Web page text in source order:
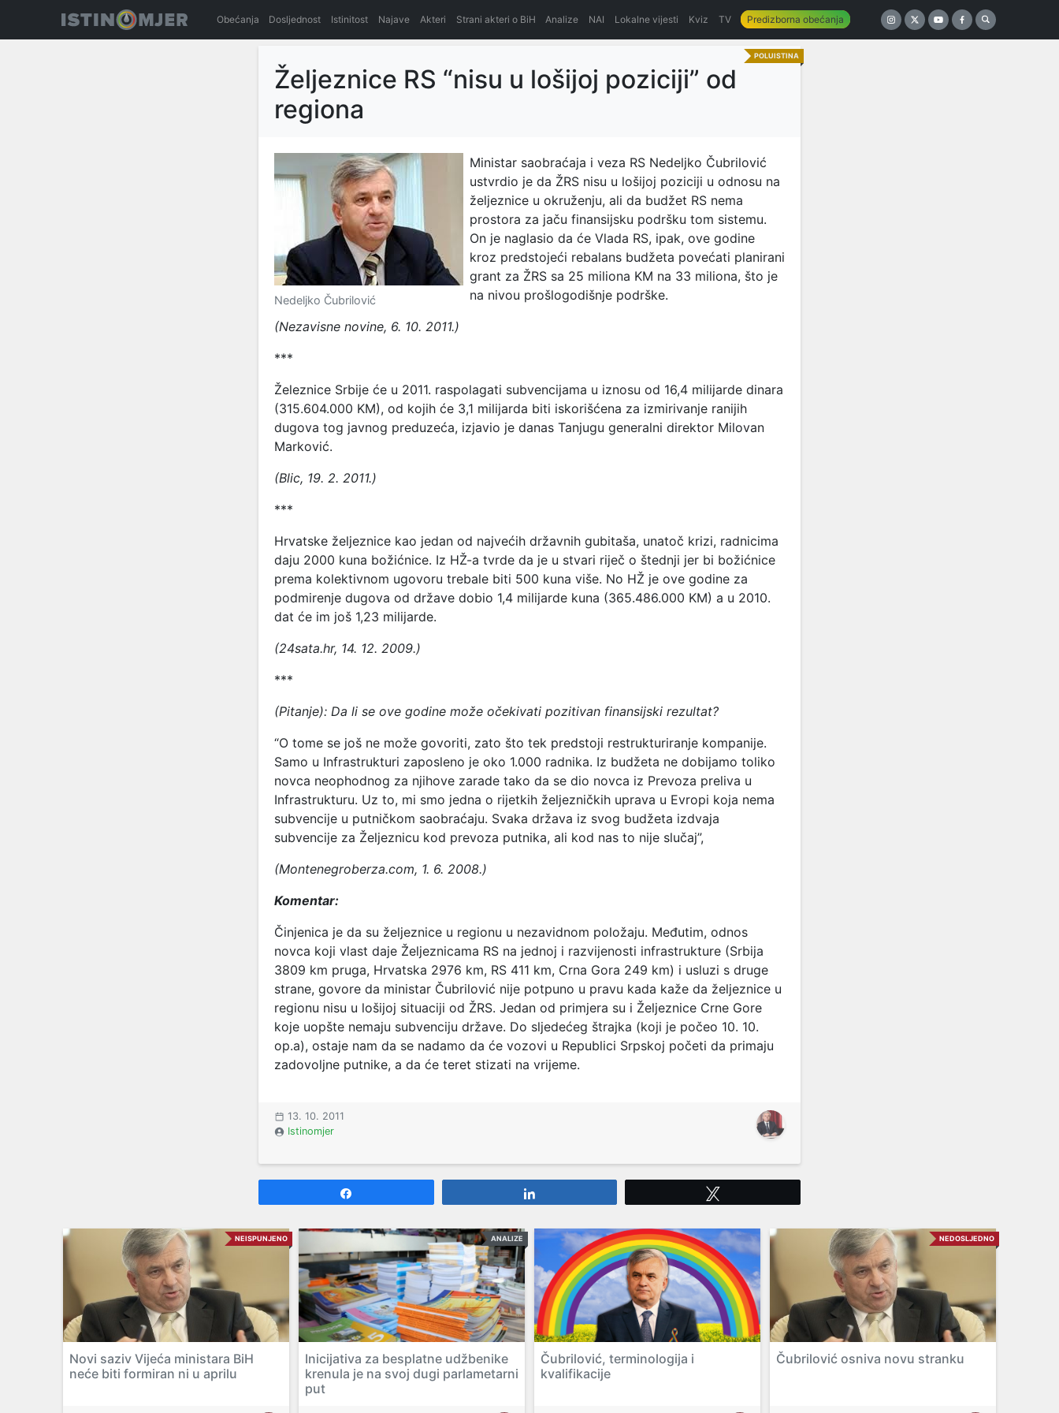
Obećanja Dosljednost Istinitost Najave Akteri Strani akteri o BiH Analize NAI Lokalne vijesti Kviz TV Predizborna obećanja
POLUISTINA
Željeznice RS “nisu u lošijoj poziciji” od
regiona
Nedeljko Čubrilović
Ministar saobraćaja i veza RS Nedeljko Čubrilović
ustvrdio je da ŽRS nisu u lošijoj poziciji u odnosu na
željeznice u okruženju, ali da budžet RS nema
prostora za jaču finansijsku podršku tom sistemu.
On je naglasio da će Vlada RS, ipak, ove godine
kroz predstojeći rebalans budžeta povećati planirani
grant za ŽRS sa 25 miliona KM na 33 miliona, što je
na nivou prošlogodišnje podrške.
(Nezavisne novine, 6. 10. 2011.)
***
Železnice Srbije će u 2011. raspolagati subvencijama u iznosu od 16,4 milijarde dinara
(315.604.000 KM), od kojih će 3,1 milijarda biti iskorišćena za izmirivanje ranijih
dugova tog javnog preduzeća, izjavio je danas Tanjugu generalni direktor Milovan
Marković.
(Blic, 19. 2. 2011.)
***
Hrvatske željeznice kao jedan od najvećih državnih gubitaša, unatoč krizi, radnicima
daju 2000 kuna božićnice. Iz HŽ-a tvrde da je u stvari riječ o štednji jer bi božićnice
prema kolektivnom ugovoru trebale biti 500 kuna više. No HŽ je ove godine za
podmirenje dugova od države dobio 1,4 milijarde kuna (365.486.000 KM) a u 2010.
dat će im još 1,23 milijarde.
(24sata.hr, 14. 12. 2009.)
***
(Pitanje): Da li se ove godine može očekivati pozitivan finansijski rezultat?
“O tome se još ne može govoriti, zato što tek predstoji restrukturiranje kompanije.
Samo u Infrastrukturi zaposleno je oko 1.000 radnika. Iz budžeta ne dobijamo toliko
novca neophodnog za njihove zarade tako da se dio novca iz Prevoza preliva u
Infrastrukturu. Uz to, mi smo jedna o rijetkih željezničkih uprava u Evropi koja nema
subvencije u putničkom saobraćaju. Svaka država iz svog budžeta izdvaja
subvencije za Željeznicu kod prevoza putnika, ali kod nas to nije slučaj”,
(Montenegroberza.com, 1. 6. 2008.)
Komentar:
Činjenica je da su željeznice u regionu u nezavidnom položaju. Međutim, odnos
novca koji vlast daje Željeznicama RS na jednoj i razvijenosti infrastrukture (Srbija
3809 km pruga, Hrvatska 2976 km, RS 411 km, Crna Gora 249 km) i usluzi s druge
strane, govore da ministar Čubrilović nije potpuno u pravu kada kaže da željeznice u
regionu nisu u lošijoj situaciji od ŽRS. Jedan od primjera su i Željeznice Crne Gore
koje uopšte nemaju subvenciju države. Do sljedećeg štrajka (koji je počeo 10. 10.
op.a), ostaje nam da se nadamo da će vozovi u Republici Srpskoj početi da primaju
zadovoljne putnike, a da će teret stizati na vrijeme.
13. 10. 2011
Istinomjer
NEISPUNJENO
Novi saziv Vijeća ministara BiH
neće biti formiran ni u aprilu
ANALIZE
Inicijativa za besplatne udžbenike
krenula je na svoj dugi parlametarni
put
Čubrilović, terminologija i
kvalifikacije
NEDOSLJEDNO
Čubrilović osniva novu stranku